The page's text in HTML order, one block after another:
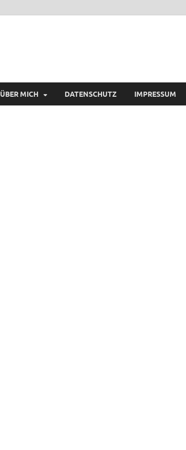
ÜBER MICH DATENSCHUTZ IMPRESSUM